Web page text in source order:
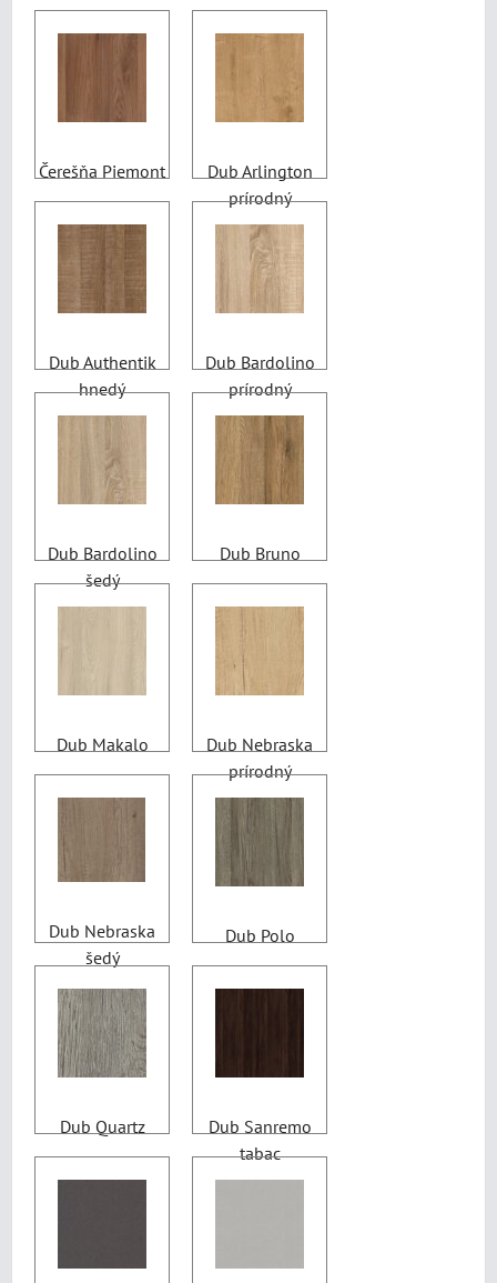
Čerešňa Piemont
Dub Arlington
prírodný
Dub Authentik
hnedý
Dub Bardolino
prírodný
Dub Bardolino
šedý
Dub Bruno
Dub Makalo
Dub Nebraska
prírodný
Dub Nebraska
šedý
Dub Polo
Dub Quartz
Dub Sanremo
tabac